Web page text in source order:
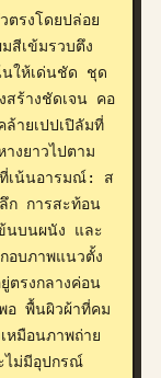
รงโดยปล่อย
สีเข้มรวบตึง
นให้เด่นชัด ชุด
สร้างชัดเจน คอ
ายเปปเปิลัมที่
งยาวไปตาม
ที่เน้นอารมณ์: ส
ก การสะท้อน
นบนผนัง และ
อบภาพแนวตั้ง
รงกลางค่อน
อ พื้นผิวผ้าที่คม
หมือนภาพถ่าย
ไม่มีอุปกรณ์